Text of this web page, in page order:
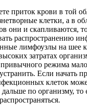
приток крови в той
клетки, а в
они и скапливаются,
распространению
лимфоузлы на шее
затратах
режима
Если начать
клеток
по организму, то